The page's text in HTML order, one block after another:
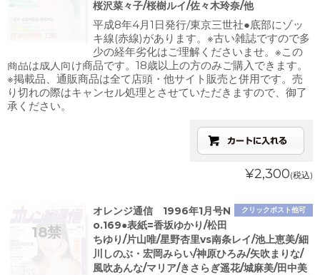
桜沢菜々子/桜樹ルイ/佐々木玲奈/他
平成8年4月1日発行/東京三世社●底部にゾッ
キ線(赤線)があります。※古い雑誌ですので多
少の経年劣化はご理解くださいませ。※この
商品は成人向け商品です。18歳以上の方のみご購入できます。
※掲載品、通販商品は全て店頭・他サイト販売と併用です。売
り切れの際はキャンセル処理とさせていただきますので、御了
承ください。
¥2,300(税込)
クリックポスト他可
オレンジ通信 1996年1月号N
o.169●表紙=香坂ゆかり/松田
ちゆり/片山唯/星野杏里vs南条レイ/池上恵美/細
川しのぶ・宏岡みらい/神原ひろみ/矢吹まりな/
風吹あんな/マリア/きさらぎ遥花/城麻美/田中美